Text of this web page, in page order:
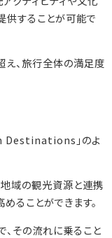
供することが可能で
え、旅行全体の満足度
Destinations」のよ
域の観光資源と連携
ることができます。
、その流れに乗ること